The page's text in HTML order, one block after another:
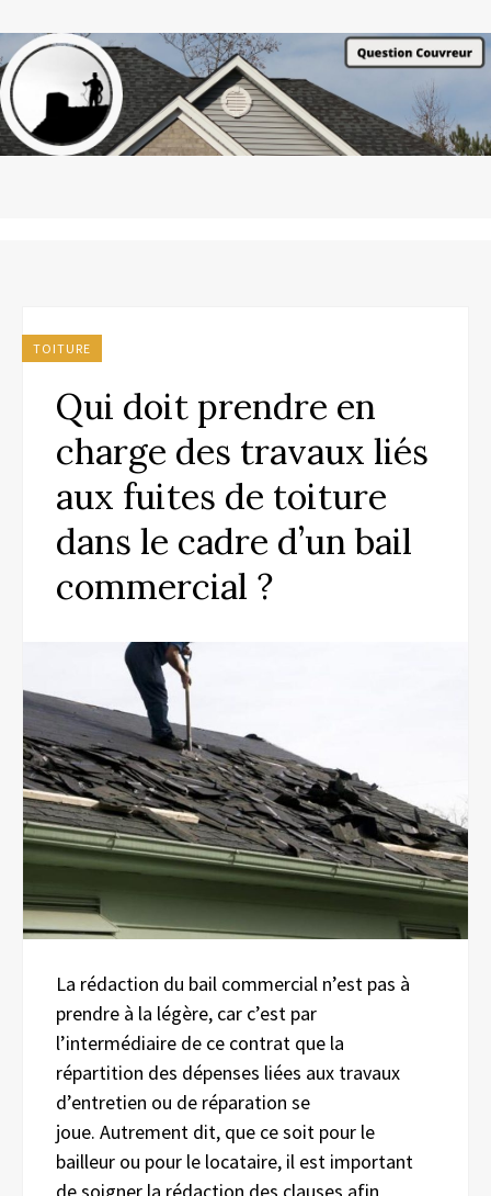
TOITURE
Qui doit prendre en
charge des travaux liés
aux fuites de toiture
dans le cadre d’un bail
commercial ?
La rédaction du bail commercial n’est pas à
prendre à la légère, car c’est par
l’intermédiaire de ce contrat que la
répartition des dépenses liées aux travaux
d’entretien ou de réparation se
joue. Autrement dit, que ce soit pour le
bailleur ou pour le locataire, il est important
de soigner la rédaction des clauses afin